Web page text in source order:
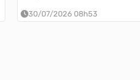
Saúde
30/07/2026 08h53